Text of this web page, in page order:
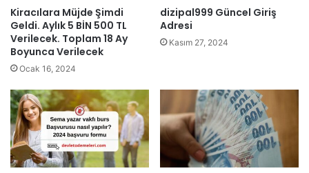
Kiracılara Müjde Şimdi
Geldi. Aylık 5 BİN 500 TL
Verilecek. Toplam 18 Ay
Boyunca Verilecek
Ocak 16, 2024
dizipal999 Güncel Giriş
Adresi
Kasım 27, 2024